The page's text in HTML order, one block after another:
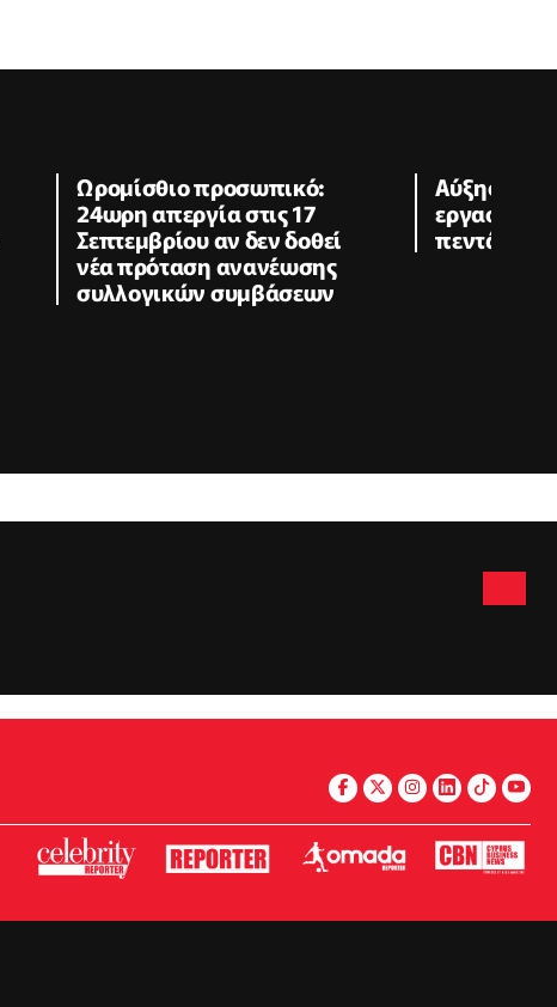
Ωρομίσθιο προσωπικό:
24ωρη απεργία στις 17
Σεπτεμβρίου αν δεν δοθεί
νέα πρόταση ανανέωσης
συλλογικών συμβάσεων
Αύξηση
εργασιών
πεντάμηνο